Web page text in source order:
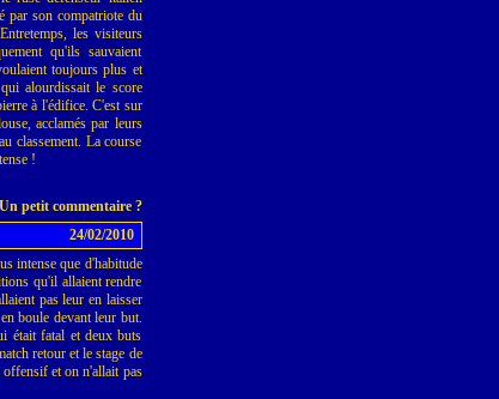
par son compatriote du
les visiteurs
qu'ils sauvaient
toujours plus et
qui alourdissait le score
à l'édifice. C'est sur
acclamés par leurs
classement. La course
!
Un petit commentaire ?
24/02/2010
intense que d'habitude
qu'il allaient rendre
pas leur en laisser
boule devant leur but.
était fatal et deux buts
retour et le stage de
et on n'allait pas